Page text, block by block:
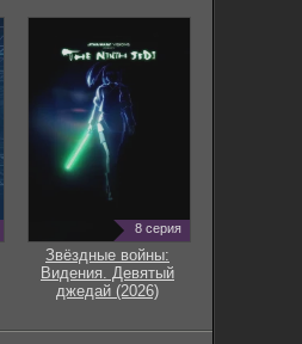
8 серия
Звёздные войны:
Видения. Девятый
джедай (2026)